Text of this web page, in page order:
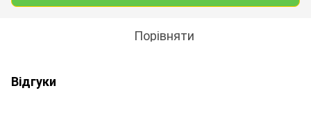
Порівняти
Відгуки